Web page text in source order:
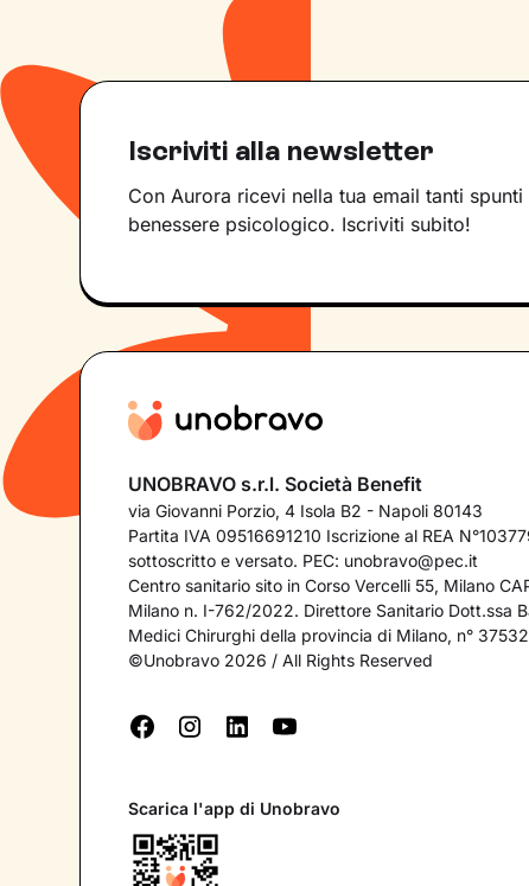
Iscriviti alla newsletter
Con Aurora ricevi nella tua email tanti
benessere psicologico. Iscriviti subito!
UNOBRAVO s.r.l. Società Benefit
via Giovanni Porzio, 4 Isola B2 - Napoli 80143
Partita IVA 09516691210 Iscrizione al REA
sottoscritto e versato. PEC: unobravo@pec.it
Centro sanitario sito in Corso Vercelli 55, Milano
Milano n. I-762/2022. Direttore Sanitario Dott.ssa
Medici Chirurghi della provincia di Milano, n° 37532
©Unobravo 2026 / All Rights Reserved
Scarica l'app di Unobravo